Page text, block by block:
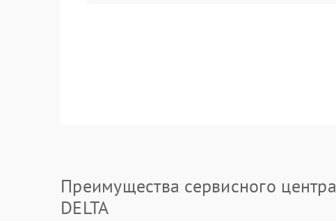
Преимущества сервисного центра
DELTA